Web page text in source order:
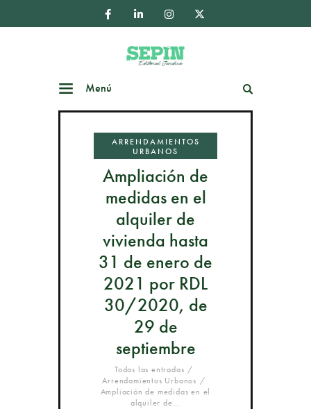
Menú
ARRENDAMIENTOS
URBANOS
Ampliación de
medidas en el
alquiler de
vivienda hasta
31 de enero de
2021 por RDL
30/2020, de
29 de
septiembre
Todas las entradas
Arrendamientos Urbanos
Ampliación de medidas en el
alquiler de...